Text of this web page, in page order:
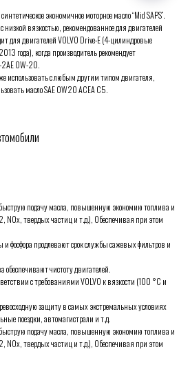
экономичное моторное масло “Mid SAPS”.
низкой вязкостью, рекомендованное для двигателей
для двигателей VOLVO Drive-E (4-цилиндровые
года), когда производитель рекомендует
2AE 0W-20.
использовать с любым другим типом двигателя,
масло SAE 0W20 ACEA C5.
подачу масла, повышенную экономию топлива и
твердых частиц и т.д.), Обеспечивая при этом
и фосфора продлевают срок службы сажевых фильтров и
чистоту двигателей.
с требованиями VOLVO к вязкости (100 °C и
защиту в самых экстремальных условиях
поездки, автомагистрали и т.д.
подачу масла, повышенную экономию топлива и
твердых частиц и т.д.), Обеспечивая при этом